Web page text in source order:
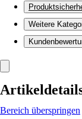
Weitere
Bereich überspringen